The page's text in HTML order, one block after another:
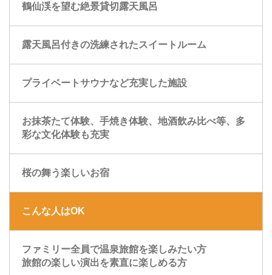
鶴仙渓を望む絶景貸切露天風呂
露天風呂付きの洗練されたスイートルーム
プライベートサウナなど充実した施設
お抹茶たて体験、手焼き体験、地酒飲み比べ等、多
彩な文化体験も充実
桜の舞う楽しいお宿
こんな人はOK
ファミリー全員で温泉旅館を楽しみたい方
旅館の楽しい演出を素直に楽しめる方